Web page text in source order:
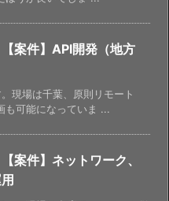
【案件】API開発（地方
現場は千葉、原則リモート
も可能になっていま ...
案件】ネットワーク、